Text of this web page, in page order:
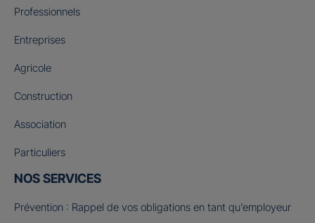
Professionnels
Entreprises
Agricole
Construction
Association
Particuliers
NOS SERVICES
Prévention : Rappel de vos obligations en tant qu’employeur